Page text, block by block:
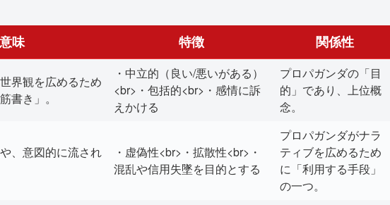
意味 特徴 関係性
界観を広めるため
書き」。
・中立的（良い/悪いがある）
<br>・包括的<br>・感情に訴
えかける
プロパガンダの「目
的」であり、上位概
念。
、意図的に流され
・虚偽性<br>・拡散性<br>・
混乱や信用失墜を目的とする
プロパガンダがナラ
ティブを広めるため
に「利用する手段」
の一つ。